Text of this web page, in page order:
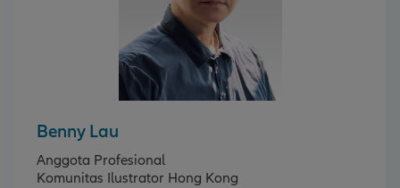
Benny Lau
Anggota Profesional
Komunitas Ilustrator Hong Kong